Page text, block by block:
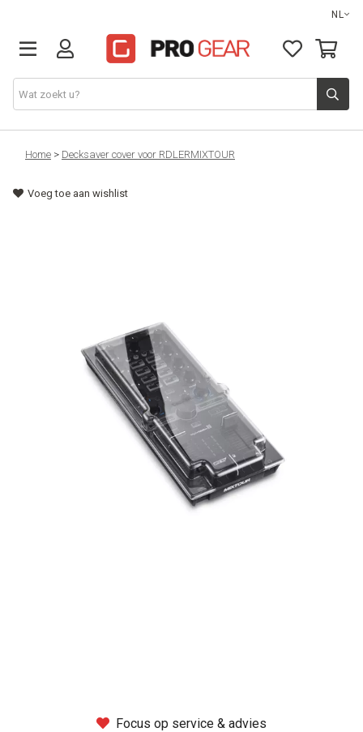
NL
DJ gear
Lights & effects
Home > Decksaver cover voor RDLERMIXTOUR
Voeg toe aan wishlist
Focus op service & advies